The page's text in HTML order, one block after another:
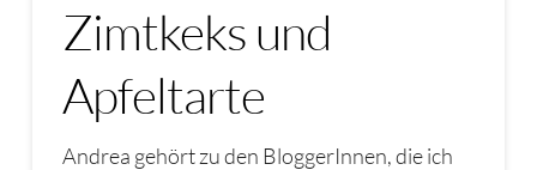
Zimtkeks und
Apfeltarte
Andrea gehört zu den BloggerInnen, die ich